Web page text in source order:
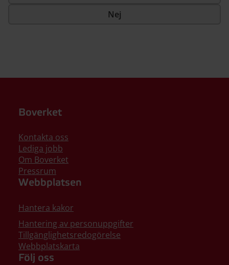
Nej
Boverket
Kontakta oss
Lediga jobb
Om Boverket
Pressrum
Webbplatsen
Hantera kakor
Hantering av personuppgifter
Tillgänglighetsredogörelse
Webbplatskarta
Följ oss